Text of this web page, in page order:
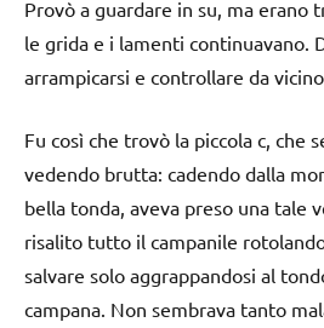
Provò a guardare in su, ma erano
le grida e i lamenti continuavano.
arrampicarsi e controllare da vicino.
Fu così che trovò la piccola c, che
vedendo brutta: cadendo dalla
bella tonda, aveva preso una tale
risalito tutto il campanile
salvare solo aggrappandosi al
campana. Non sembrava tanto